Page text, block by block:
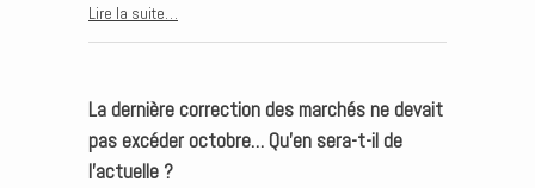
Lire la suite…
La dernière correction des marchés ne devait
pas excéder octobre… Qu’en sera-t-il de
l’actuelle ?